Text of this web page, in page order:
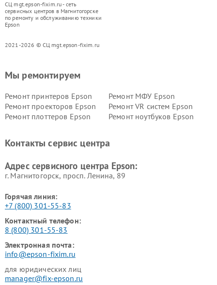
СЦ mgt.epson-fixim.ru - сеть
сервисных центров в Магнитогорске
по ремонту и обслуживанию техники
Epson
2021-2026 © СЦ mgt.epson-fixim.ru
Мы ремонтируем
Ремонт принтеров Epson
Ремонт МФУ Epson
Ремонт проекторов Epson
Ремонт VR систем Epson
Ремонт плоттеров Epson
Ремонт ноутбуков Epson
Контакты сервис центра
Адрес сервисного центра Epson:
г. Магнитогорск, просп. Ленина, 89
Горячая линия:
+7 (800) 301-55-83
Контактный телефон:
8 (800) 301-55-83
Электронная почта:
info@epson-fixim.ru
для юридических лиц
manager@fix-epson.ru